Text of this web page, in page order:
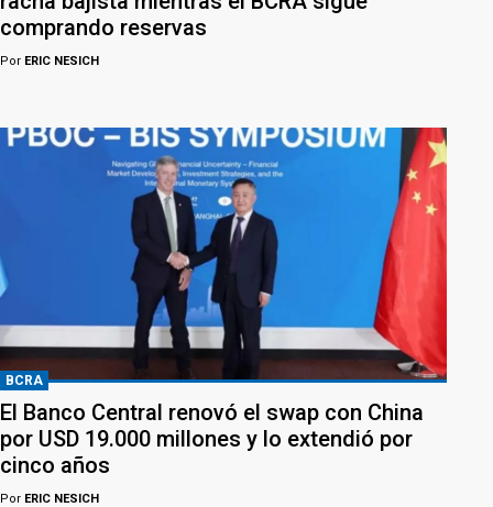
comprando reservas
Por ERIC NESICH
BCRA
El Banco Central renovó el swap con China
por USD 19.000 millones y lo extendió por
cinco años
Por ERIC NESICH